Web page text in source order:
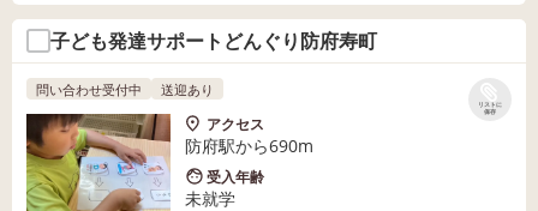
子ども発達サポートどんぐり防府寿町
リストに
保存
問い合わせ受付中 送迎あり
アクセス
防府駅から690m
受入年齢
未就学